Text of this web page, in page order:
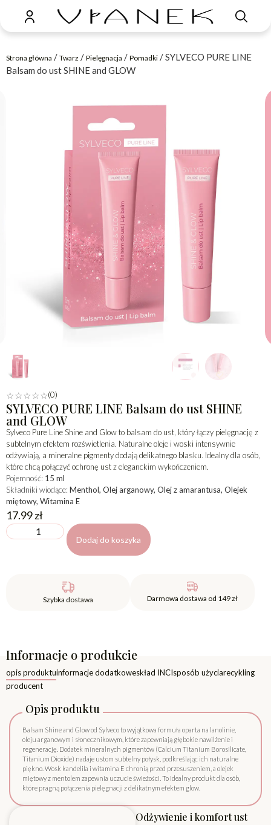
Strona główna / Twarz / Pielęgnacja / Pomadki / SYLVECO PURE LINE
Balsam do ust SHINE and GLOW
☆☆☆☆☆(0)
SYLVECO PURE LINE Balsam do ust SHINE
and GLOW
Sylveco Pure Line Shine and Glow to balsam do ust, który łączy pielęgnację z
subtelnym efektem rozświetlenia. Naturalne oleje i woski intensywnie
odżywiają, a mineralne pigmenty dodają delikatnego blasku. Idealny dla osób,
które chcą połączyć ochronę ust z eleganckim wykończeniem.
Pojemność: 15 ml
Składniki wiodące: Menthol, Olej arganowy, Olej z amarantusa, Olejek
miętowy, Witamina E
17.99zł
Dodaj do koszyka
Szybka dostawa Darmowa dostawa od 149 zł
Informacje o produkcie
opis produktuinformacje dodatkoweskład INCIsposób użyciarecykling
producent
Opis produktu
Balsam Shine and Glow od Sylveco to wyjątkowa formuła oparta na lanolinie,
oleju arganowym i słonecznikowym, które zapewniają głębokie nawilżenie i
regenerację. Dodatek mineralnych pigmentów (Calcium Titanium Borosilicate,
Titanium Dioxide) nadaje ustom subtelny połysk, podkreślając ich naturalne
piękno. Wosk kandelila i witamina E chronią przed przesuszeniem, a olejek
miętowy z mentolem zapewnia uczucie świeżości. To idealny produkt dla osób,
które pragną połączenia pielęgnacji z delikatnym efektem glow.
Odżywienie i komfort ust